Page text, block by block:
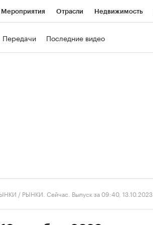
Мероприятия Отрасли Недвижимость
Передачи Последние видео
/ РЫНКИ. Сейчас. Выпуск за 09:40, 13.10.2023